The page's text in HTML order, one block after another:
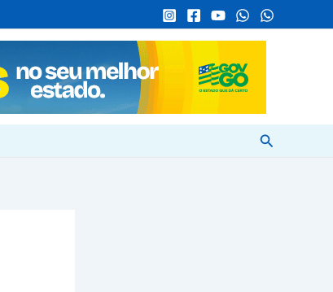
Pesquisar